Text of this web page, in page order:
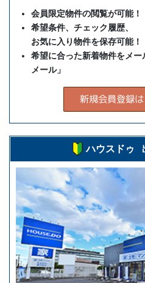
会員限定物件の閲覧が可能！
希望条件、チェック履歴、
お気に入り物件を保存可能！
希望に合った新着物件をメ
メール」
ハウスドゥ